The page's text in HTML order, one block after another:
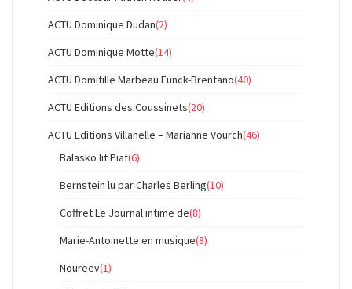
ACTU Dominique Dudan(2)
ACTU Dominique Motte(14)
ACTU Domitille Marbeau Funck-Brentano(40)
ACTU Editions des Coussinets(20)
ACTU Editions Villanelle – Marianne Vourch(46)
Balasko lit Piaf(6)
Bernstein lu par Charles Berling(10)
Coffret Le Journal intime de(8)
Marie-Antoinette en musique(8)
Noureev(1)